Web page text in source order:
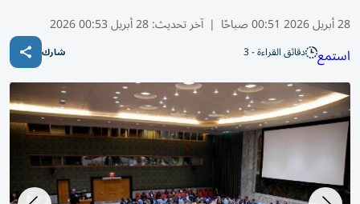
28 أبريل 2026 00:51 صباحًا | آخر تحديث:28 أبريل 00:53 2026
استمع دقائق القراءة - 3 شارك